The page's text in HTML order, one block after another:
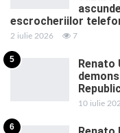
escrocheriilor
2 iulie 2026 7
5
Renato
10 iulie
6